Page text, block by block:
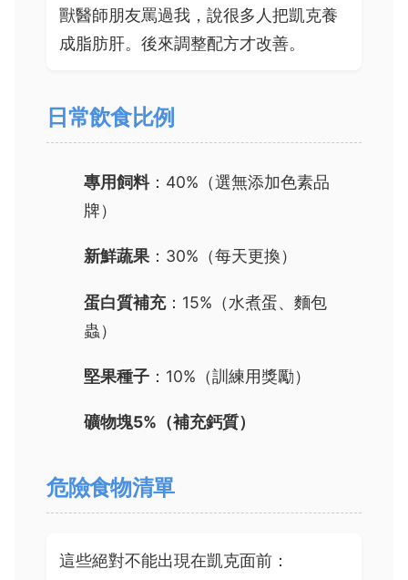
獸醫師朋友罵過我，說很多人把凱克養
成脂肪肝。後來調整配方才改善。
日常飲食比例
專用飼料：40%（選無添加色素品
牌）
新鮮蔬果：30%（每天更換）
蛋白質補充：15%（水煮蛋、麵包
蟲）
堅果種子：10%（訓練用獎勵）
礦物塊5%（補充鈣質）
危險食物清單
這些絕對不能出現在凱克面前：